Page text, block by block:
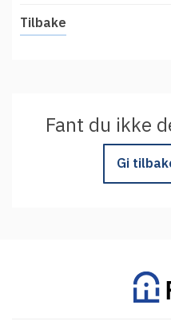
Tilbake
Fant du ikke
Gi